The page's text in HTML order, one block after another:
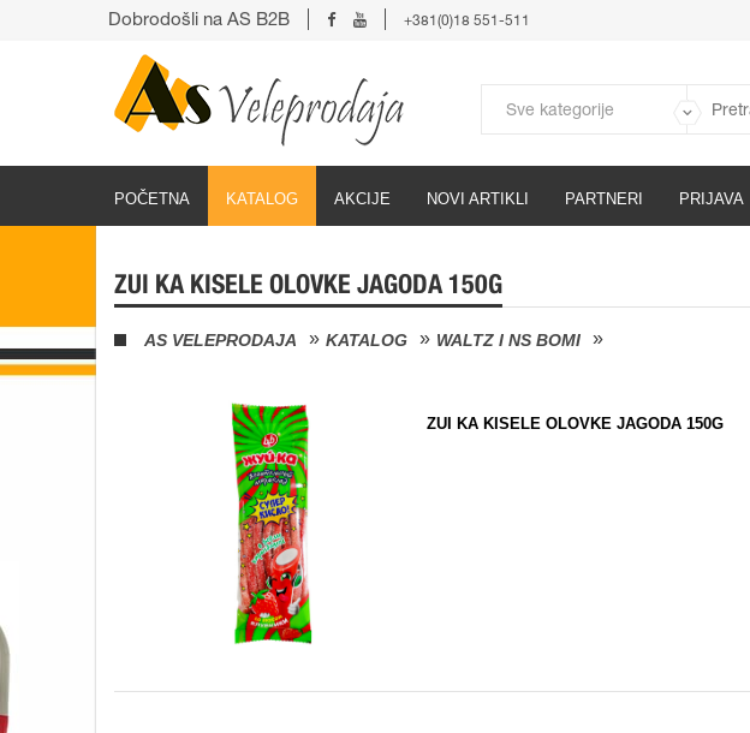
POČETNA KATALOG AKCIJE NOVI ARTIKLI PARTNERI PRIJAVA
Dobrodošli na AS B2B +381(0)18 551-511
ZUI KA KISELE OLOVKE JAGODA 150G
AS VELEPRODAJA KATALOG WALTZ I NS BOMI
ZUI KA KISELE OLOVKE JAGODA 150G